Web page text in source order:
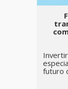
futuro